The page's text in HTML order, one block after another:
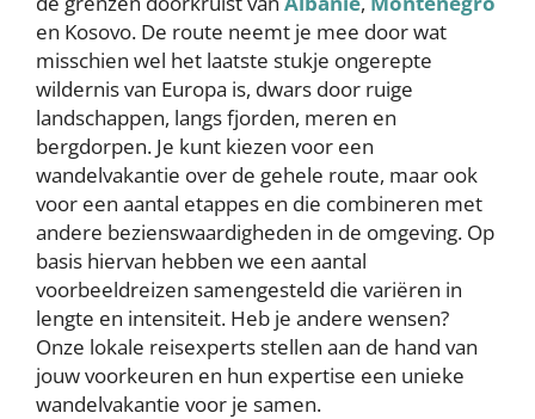
en Kosovo. De route neemt je mee door wat
misschien wel het laatste stukje ongerepte
wildernis van Europa is, dwars door ruige
landschappen, langs fjorden, meren en
bergdorpen. Je kunt kiezen voor een
wandelvakantie over de gehele route, maar ook
voor een aantal etappes en die combineren met
andere bezienswaardigheden in de omgeving. Op
basis hiervan hebben we een aantal
voorbeeldreizen samengesteld die variëren in
lengte en intensiteit. Heb je andere wensen?
Onze lokale reisexperts stellen aan de hand van
jouw voorkeuren en hun expertise een unieke
wandelvakantie voor je samen.